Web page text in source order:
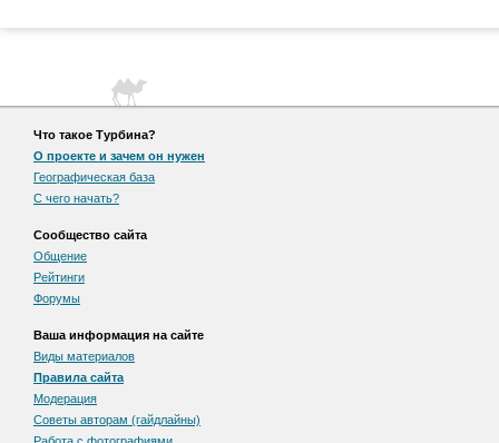
Что такое Турбина?
О проекте и зачем он нужен
Географическая база
С чего начать?
Сообщество сайта
Общение
Рейтинги
Форумы
Ваша информация на сайте
Виды материалов
Правила сайта
Модерация
Советы авторам (гайдлайны)